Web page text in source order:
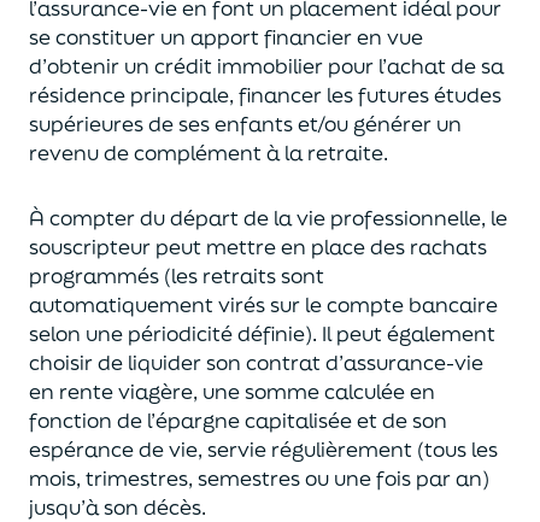
l’assurance-vie en font un placement idéal pour
se constituer un apport financier en vue
d’obtenir un crédit immobilier pour l’achat desa
résidence principale, financer les futures études
supérieures de ses enfantset/ou générer un
revenu de complément à la retraite.
À compter du départ de la vie professionnelle, le
souscripteur peut mettre en place des rachats
programmés (les retraits sont
automatiquement virés sur le compte bancaire
selon une périodicité définie). Il peut également
choisirde liquider son contrat d’assurance-vie
en rente viagère, une somme calculée en
fonction de l’épargne capitalisée et deson
espérance de vie, servie régulièrement (tous les
mois, trimestres, semestres ou une fois par an)
jusqu’à son décès.